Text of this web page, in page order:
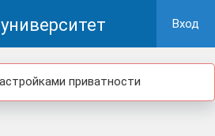
Вход
приватности